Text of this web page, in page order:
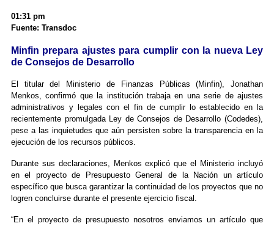
01:31 pm
Fuente: Transdoc
Minfin prepara ajustes para cumplir con la nueva Ley
de Consejos de Desarrollo
El titular del Ministerio de Finanzas Públicas (Minfin), Jonathan
Menkos, confirmó que la institución trabaja en una serie de ajustes
administrativos y legales con el fin de cumplir lo establecido en la
recientemente promulgada Ley de Consejos de Desarrollo (Codedes),
pese a las inquietudes que aún persisten sobre la transparencia en la
ejecución de los recursos públicos.
Durante sus declaraciones, Menkos explicó que el Ministerio incluyó
en el proyecto de Presupuesto General de la Nación un artículo
específico que busca garantizar la continuidad de los proyectos que no
logren concluirse durante el presente ejercicio fiscal.
“En el proyecto de presupuesto nosotros enviamos un artículo que